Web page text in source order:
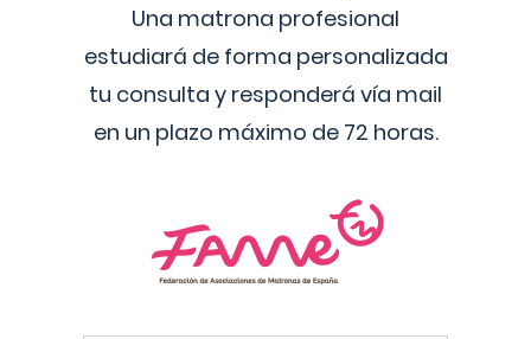
Una matrona profesional
estudiará de forma personalizada
tu consulta y responderá vía mail
en un plazo máximo de 72 horas.